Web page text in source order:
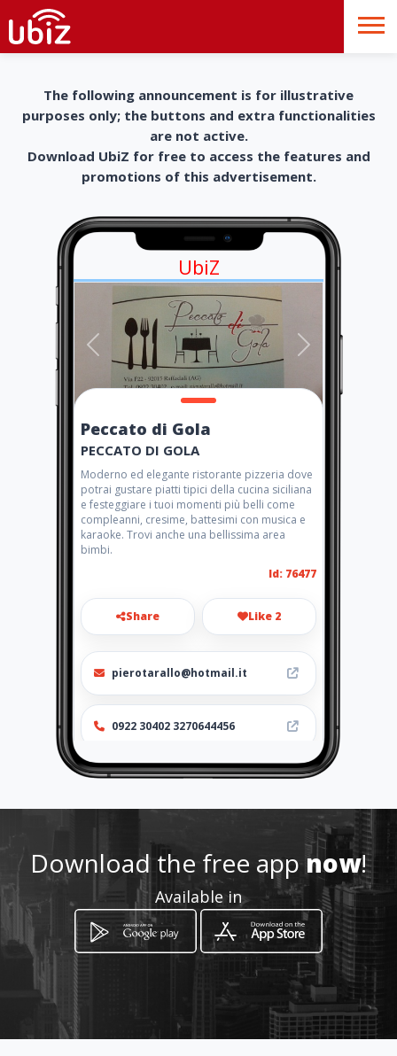
The following announcement is for illustrative
purposes only; the buttons and extra functionalities
are not active.
Download UbiZ for free to access the features and
promotions of this advertisement.
UbiZ
Peccato di Gola
PECCATO DI GOLA
Moderno ed elegante ristorante pizzeria dove
potrai gustare piatti tipici della cucina siciliana
e festeggiare i tuoi momenti più belli come
compleanni, cresime, battesimi con musica e
karaoke. Trovi anche una bellissima area
bimbi.
Id: 76477
Share Like 2
pierotarallo@hotmail.it
0922 30402 3270644456
Location -
Download the free appnow!
Available in